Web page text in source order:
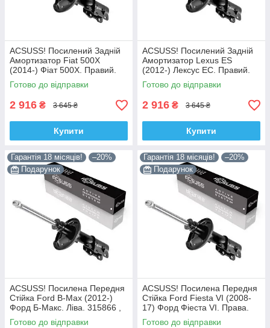
ACSUSS! Посилений Задній
Амортизатор Fiat 500X
(2014-) Фіат 500Х. Правий.
3348078 , 22-260970 Корея!
Готово до відправки
2 916 ₴ 3 645 ₴
Купити
ACSUSS! Посилений Задній
Амортизатор Lexus ES
(2012-) Лексус ЕС. Правий.
335092 , 4853080764 Корея!
Готово до відправки
2 916 ₴ 3 645 ₴
Купити
Гарантія 18 місяців!
–20%
Подарунок
ACSUSS! Посилена Передня
Стійка Ford B-Max (2012-)
Форд Б-Макс. Ліва. 315866 ,
3348042 Корея!
Готово до відправки
Гарантія 18 місяців!
–20%
Подарунок
ACSUSS! Посилена Передня
Стійка Ford Fiesta VI (2008-
17) Форд Фіеста VI. Права.
315867 , 3348032 Корея!
Готово до відправки